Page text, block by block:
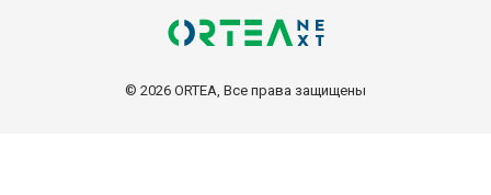
© 2026 ORTEA, Все права защищены